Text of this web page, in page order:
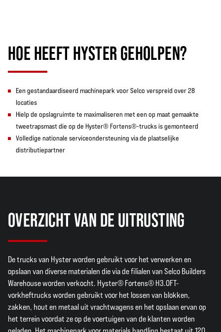
HOE HEEFT HYSTER GEHOLPEN?
Een gestandaardiseerd machinepark voor Selco verspreid over 28
locaties
Hielp de opslagruimte te maximaliseren met een op maat gemaakte
tweetrapsmast die op de Hyster® Fortens®-trucks is gemonteerd
Volledige nationale serviceondersteuning via de plaatselijke
distributiepartner
OVERZICHT VAN DE UITRUSTING
De trucks van Hyster worden gebruikt voor het verwerken en
opslaan van diverse materialen die via de filialen van Selco Builders
Warehouse worden verkocht. Hyster® Fortens® H3.0FT-
vorkheftrucks worden gebruikt voor het lossen van blokken,
zakken, hout en metaal uit vrachtwagens en het opslaan ervan op
het terrein voordat ze op de voertuigen van de klanten worden